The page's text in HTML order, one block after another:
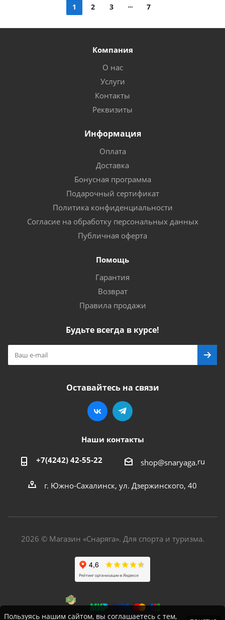
1 2 3 7
Компания
О нас
Услуги
Контакты
Реквизиты
Информация
Оплата
Доставка
Бонусная программа
Подарочный сертификат
Политика конфиденциальности
Согласие на обработку персональных данных
Публичная оферта
Помощь
Гарантия
Возврат
Правила продажи
Будьте всегда в курсе!
Оставайтесь на связи
Наши контакты
+7(4242) 42-55-22 shop@snaryaga.ru
г. Южно-Сахалинск, ул. Дзержинского, 40
2026 © Магазин «Снаряга». Для спорта и туризма.
Пользуясь нашим сайтом, вы соглашаетесь с тем,